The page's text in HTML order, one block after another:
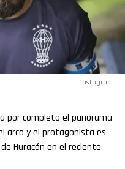
Instagram
por completo el panorama
arco y el protagonista es
Huracán en el reciente